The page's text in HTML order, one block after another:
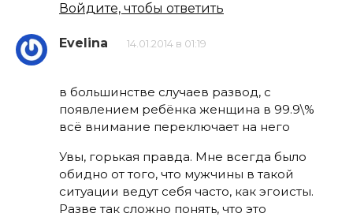
Войдите, чтобы ответить
Evelina 14.01.2014 в 01:19
в большинстве случаев развод, с
появлением ребёнка женщина в 99.9\%
всё внимание переключает на него
Увы, горькая правда. Мне всегда было
обидно от того, что мужчины в такой
ситуации ведут себя часто, как эгоисты.
Разве так сложно понять, что это